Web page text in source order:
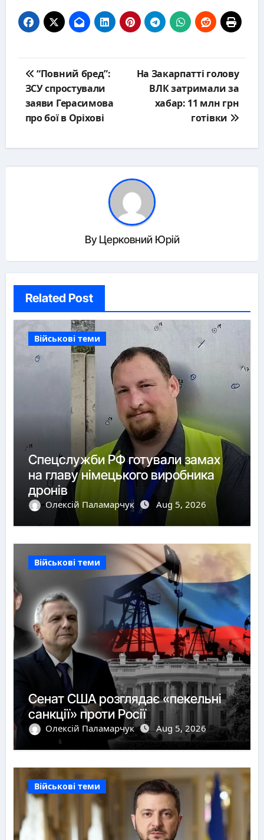
navigation
“Повний бред”:
ЗСУ спростували
заяви Герасимова
про бої в Оріхові
На Закарпатті голову
ВЛК затримали за
хабар: 11 млн грн
готівки
By Церковний Юрій
Related Post
Військові теми
Спецслужби РФ готували замах
на главу німецького виробника
дронів
Олексій Паламарчук Aug 5, 2026
Військові теми
Сенат США розглядає «пекельні
санкції» проти Росії
Олексій Паламарчук Aug 5, 2026
Військові теми